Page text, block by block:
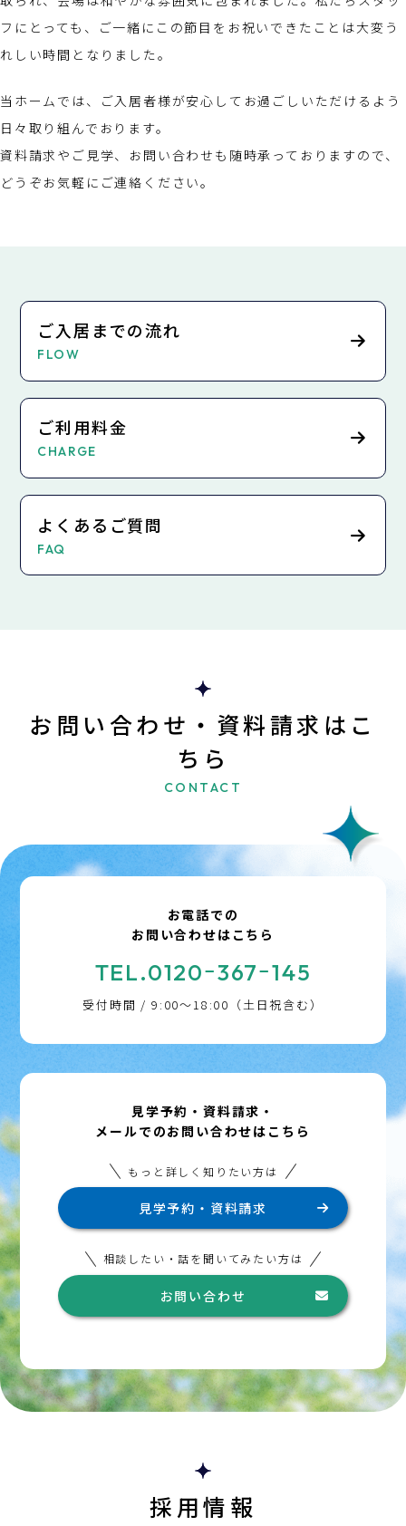
フにとっても、ご一緒にこの節目をお祝いできたことは大変う
れしい時間となりました。
当ホームでは、ご入居者様が安心してお過ごしいただけるよう
日々取り組んでおります。
資料請求やご見学、お問い合わせも随時承っておりますので、
どうぞお気軽にご連絡ください。
ご入居までの流れ
FLOW
ご利用料金
CHARGE
よくあるご質問
FAQ
お問い合わせ・資料請求はこ
ちら
CONTACT
お電話での
お問い合わせはこちら
TEL.0120ｰ367ｰ145
受付時間 / 9:00～18:00（土日祝含む）
見学予約・資料請求・
メールでのお問い合わせはこちら
もっと詳しく知りたい方は
見学予約・資料請求
相談したい・話を聞いてみたい方は
お問い合わせ
採用情報